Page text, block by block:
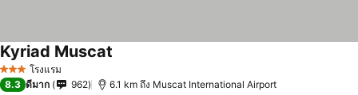
3 ดาว โรงแรม
Kyriad Muscat
8.3 ดีมาก 962 6.1 km ถึง Muscat International Airport